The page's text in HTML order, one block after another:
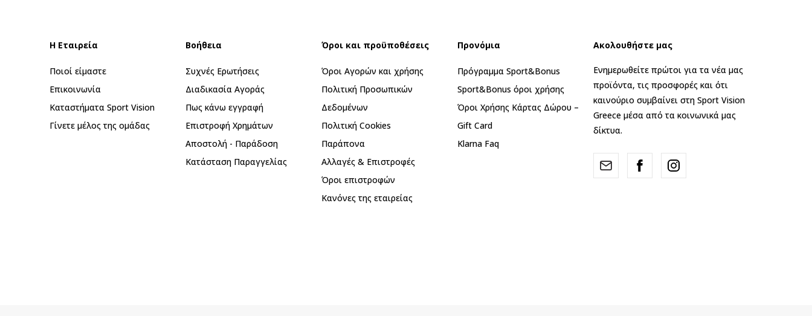
Η Εταιρεία
Ποιοί είμαστε
Επικοινωνία
Καταστήματα Sport Vision
Γίνετε μέλος της ομάδας
Βοήθεια
Συχνές Ερωτήσεις
Διαδικασία Αγοράς
Πως κάνω εγγραφή
Επιστροφή Xρημάτων
Αποστολή - Παράδοση
Κατάσταση Παραγγελίας
Όροι και προϋποθέσεις
Όροι Αγορών και χρήσης
Πολιτική Προσωπικών
Δεδομένων
Πολιτική Cookies
Παράπονα
Αλλαγές & Επιστροφές
Όροι επιστροφών
Κανόνες της εταιρείας
Προνόμια
Πρόγραμμα Sport&Bonus
Sport&Bonus όροι χρήσης
Όροι Χρήσης Κάρτας Δώρου –
Gift Card
Klarna Faq
Ακολουθήστε μας
Ενημερωθείτε πρώτοι για τα νέα μας
προϊόντα, τις προσφορές και ότι
καινούριο συμβαίνει στη Sport Vision
Greece μέσα από τα κοινωνικά μας
δίκτυα.